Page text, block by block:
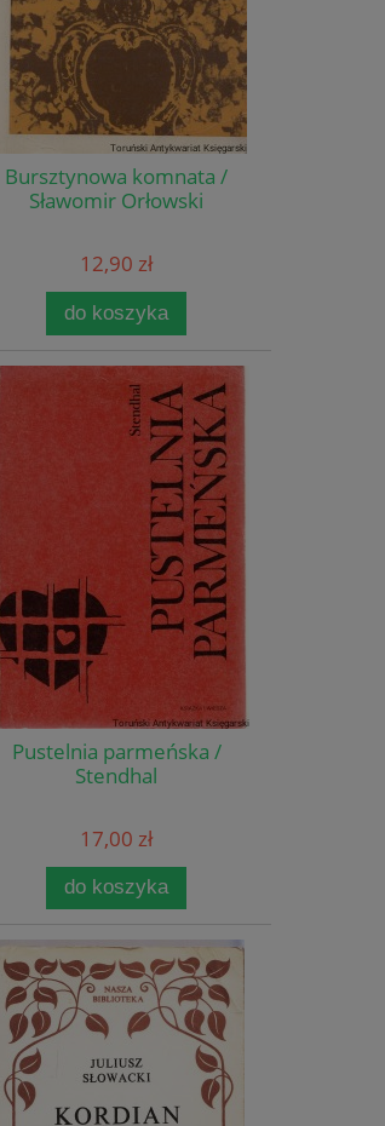
Bursztynowa komnata /
Sławomir Orłowski
12,90 zł
do koszyka
Pustelnia parmeńska /
Stendhal
17,00 zł
do koszyka